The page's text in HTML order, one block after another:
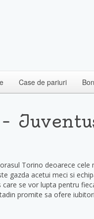
Case de pariuri
Torino deoarece cele
gazda acetui meci si
se vor lupta pentru
promite sa ofere